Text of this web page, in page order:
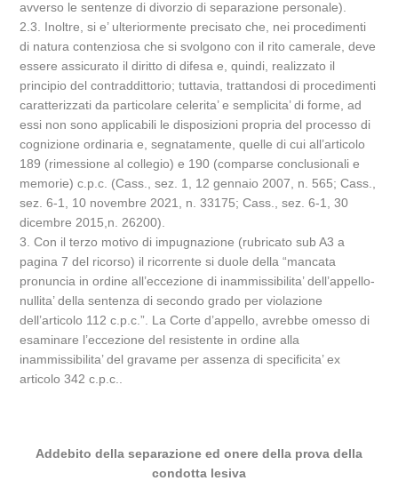
avverso le sentenze di divorzio di separazione personale).
2.3. Inoltre, si e’ ulteriormente precisato che, nei procedimenti
di natura contenziosa che si svolgono con il rito camerale, deve
essere assicurato il diritto di difesa e, quindi, realizzato il
principio del contraddittorio; tuttavia, trattandosi di procedimenti
caratterizzati da particolare celerita’ e semplicita’ di forme, ad
essi non sono applicabili le disposizioni propria del processo di
cognizione ordinaria e, segnatamente, quelle di cui all’articolo
189 (rimessione al collegio) e 190 (comparse conclusionali e
memorie) c.p.c. (Cass., sez. 1, 12 gennaio 2007, n. 565; Cass.,
sez. 6-1, 10 novembre 2021, n. 33175; Cass., sez. 6-1, 30
dicembre 2015,n. 26200).
3. Con il terzo motivo di impugnazione (rubricato sub A3 a
pagina 7 del ricorso) il ricorrente si duole della “mancata
pronuncia in ordine all’eccezione di inammissibilita’ dell’appello-
nullita’ della sentenza di secondo grado per violazione
dell’articolo 112 c.p.c.”. La Corte d’appello, avrebbe omesso di
esaminare l’eccezione del resistente in ordine alla
inammissibilita’ del gravame per assenza di specificita’ ex
articolo 342 c.p.c..
Addebito della separazione ed onere della prova della
condotta lesiva